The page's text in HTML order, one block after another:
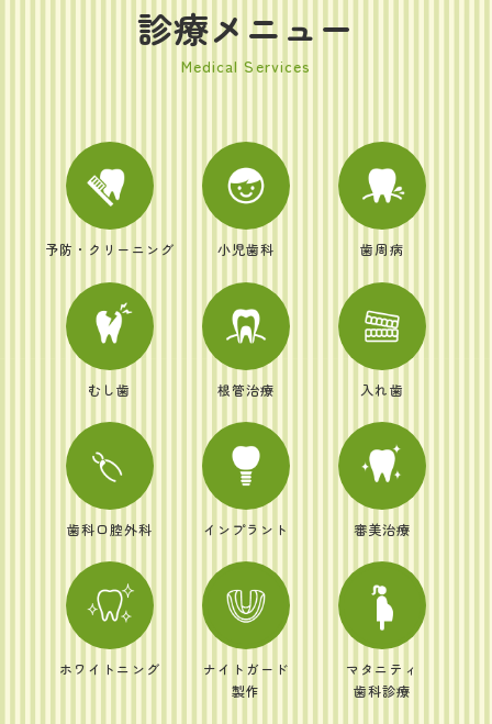
診療メニュー
Medical Services
予防・クリーニング 小児歯科 歯周病
むし歯 根管治療 入れ歯
歯科口腔外科 インプラント 審美治療
ホワイトニング
ナイトガード
製作
マタニティ
歯科診療